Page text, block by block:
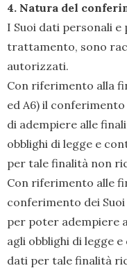
4. Natura del
I Suoi dati personali
trattamento, sono
autorizzati.
Con riferimento alla
ed A6) il
di adempiere alle
obblighi di legge e
per tale finalità non
Con riferimento alle
conferimento dei
per poter adempiere
agli obblighi di legge
dati per tale finalità